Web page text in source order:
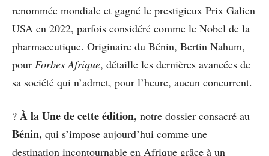
renommée mondiale et gagné le prestigieux Prix Galien
USA en 2022, parfois considéré comme le Nobel de la
pharmaceutique. Originaire du Bénin, Bertin Nahum,
pour Forbes Afrique, détaille les dernières avancées de
sa société qui n’admet, pour l’heure, aucun concurrent.
? À la Une de cette édition, notre dossier consacré au
Bénin, qui s’impose aujourd’hui comme une
destination incontournable en Afrique grâce à un